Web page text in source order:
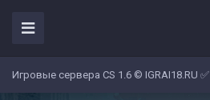
Игровые сервера CS 1.6 © IGRAI18.RU ✅